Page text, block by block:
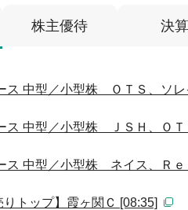
株主優待 決算
ス 中型／小型株 ＯＴＳ、ソレ
ス 中型／小型株 ＪＳＨ、ＯＴ
ス 中型／小型株 ネイス、Ｒｅ
トップ】霞ヶ関Ｃ [08:35]